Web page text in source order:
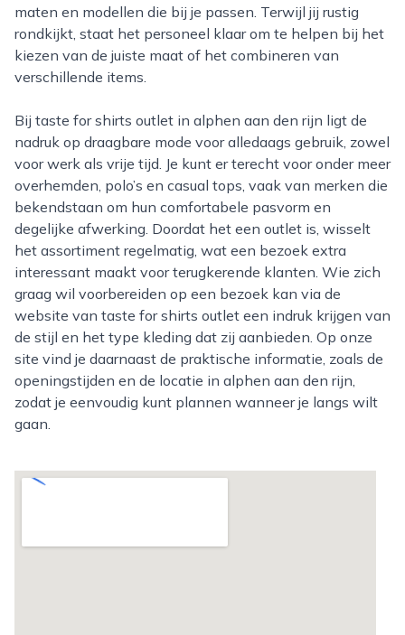
maten en modellen die bij je passen. Terwijl jij rustig
rondkijkt, staat het personeel klaar om te helpen bij het
kiezen van de juiste maat of het combineren van
verschillende items.
Bij taste for shirts outlet in alphen aan den rijn ligt de
nadruk op draagbare mode voor alledaags gebruik, zowel
voor werk als vrije tijd. Je kunt er terecht voor onder meer
overhemden, polo’s en casual tops, vaak van merken die
bekendstaan om hun comfortabele pasvorm en
degelijke afwerking. Doordat het een outlet is, wisselt
het assortiment regelmatig, wat een bezoek extra
interessant maakt voor terugkerende klanten. Wie zich
graag wil voorbereiden op een bezoek kan via de
website van taste for shirts outlet een indruk krijgen van
de stijl en het type kleding dat zij aanbieden. Op onze
site vind je daarnaast de praktische informatie, zoals de
openingstijden en de locatie in alphen aan den rijn,
zodat je eenvoudig kunt plannen wanneer je langs wilt
gaan.